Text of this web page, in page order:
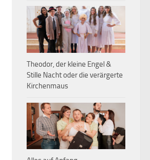
Theodor, der kleine Engel &
Stille Nacht oder die verärgerte
Kirchenmaus